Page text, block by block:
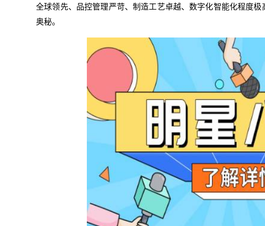
全球领先、品控管理严苛、制造工艺卓越、数字化智能化程度
奥秘。